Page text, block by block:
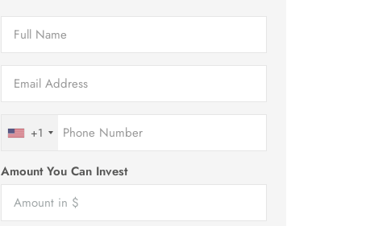
+1
Amount You Can Invest